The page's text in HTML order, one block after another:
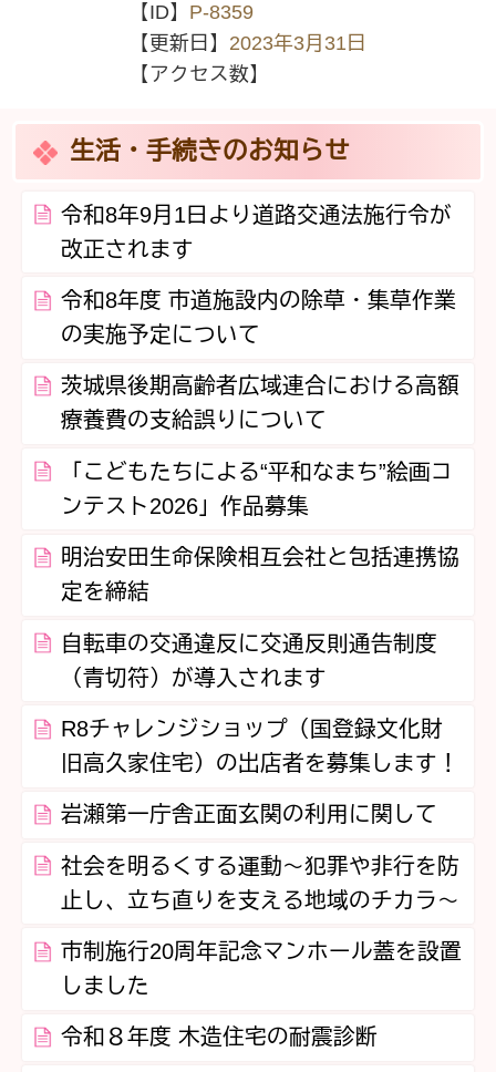
【ID】 P-8359
【更新日】 2023年3月31日
【アクセス数】
生活・手続きのお知らせ
令和8年9月1日より道路交通法施行令が
改正されます
令和8年度 市道施設内の除草・集草作業
の実施予定について
茨城県後期高齢者広域連合における高額
療養費の支給誤りについて
「こどもたちによる“平和なまち”絵画コ
ンテスト2026」作品募集
明治安田生命保険相互会社と包括連携協
定を締結
自転車の交通違反に交通反則通告制度
（青切符）が導入されます
R8チャレンジショップ（国登録文化財
旧高久家住宅）の出店者を募集します！
岩瀬第一庁舎正面玄関の利用に関して
社会を明るくする運動～犯罪や非行を防
止し、立ち直りを支える地域のチカラ～
市制施行20周年記念マンホール蓋を設置
しました
令和８年度 木造住宅の耐震診断